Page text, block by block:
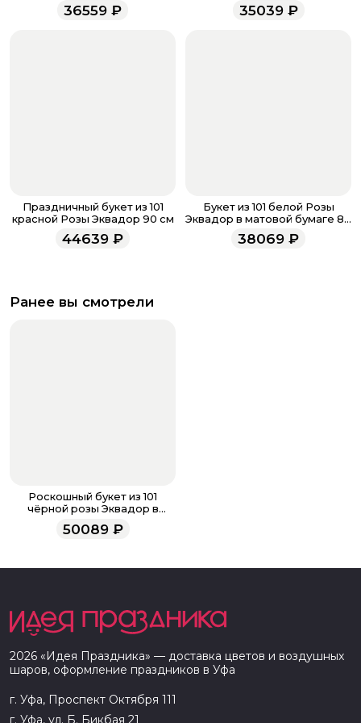
менеджеры работают ежедневно с 9.00 до 23.00 и
всегда рады проконсультировать вас.
36559 ₽ 35039₽
Праздничный букет из 101
красной Розы Эквадор 90 см
44639 ₽
Букет из 101 белой Розы
Эквадор в матовой бумаге 80
38069 ₽
Ранее вы смотрели
Роскошный букет из 101
чёрной розы Эквадор в
матовой бумаге
50089₽
2026 «Идея Праздника» — доставка цветов и воздушных
шаров, оформление праздников в Уфа
г. Уфа, Проспект Октября 111
г. Уфа, ул. Б. Бикбая 21